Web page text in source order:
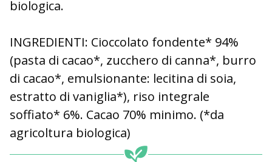
biologica.
INGREDIENTI: Cioccolato fondente* 94%
(pasta di cacao*, zucchero di canna*, burro
di cacao*, emulsionante: lecitina di soia,
estratto di vaniglia*), riso integrale
soffiato* 6%. Cacao 70% minimo. (*da
agricoltura biologica)